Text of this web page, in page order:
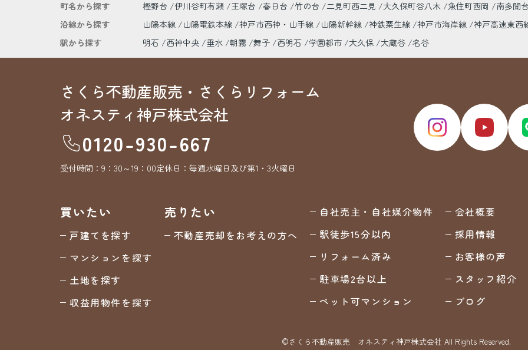
町名から探す
樫野台 伊川谷町有瀬 王塚台 春日台 竹の台 二見町西二見 大久保町谷八木 魚住町西岡
南多聞
沿線から探す
山陽本線 山陽電鉄本線 神戸市西神・山手線 山陽新幹線 神鉄粟生線 神戸市海岸線 神戸高速東西
駅から探す
明石 西神中央 垂水 朝霧 舞子 西明石 学園都市 大久保 大蔵谷 名谷
さくら不動産販売・さくらリフォーム
オネスティ神戸株式会社
0120-930-667
受付時間： 9：30～19：00定休日： 毎週水曜日及び第1・3火曜日
買いたい
戸建てを探す
マンションを探す
土地を探す
収益用物件を探す
売りたい
不動産売却をお考えの方へ
自社売主・自社媒介物件
駅徒歩15分以内
リフォーム済み
駐車場2台以上
ペット可マンション
会社概要
採用情報
お客様の声
スタッフ紹介
ブログ
©さくら不動産販売 オネスティ神戸株式会社 All Rights Reserved.